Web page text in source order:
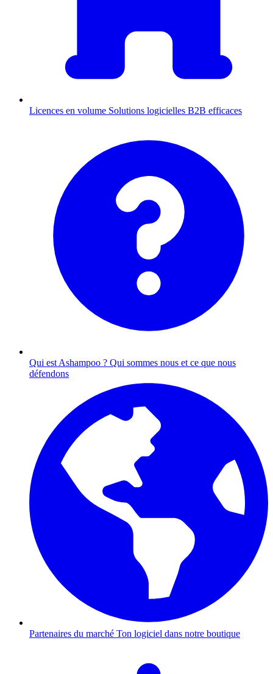
Licences en volume Solutions logicielles B2B efficaces
Qui est Ashampoo ? Qui sommes nous et ce que nous
défendons
Partenaires du marché Ton logiciel dans notre boutique